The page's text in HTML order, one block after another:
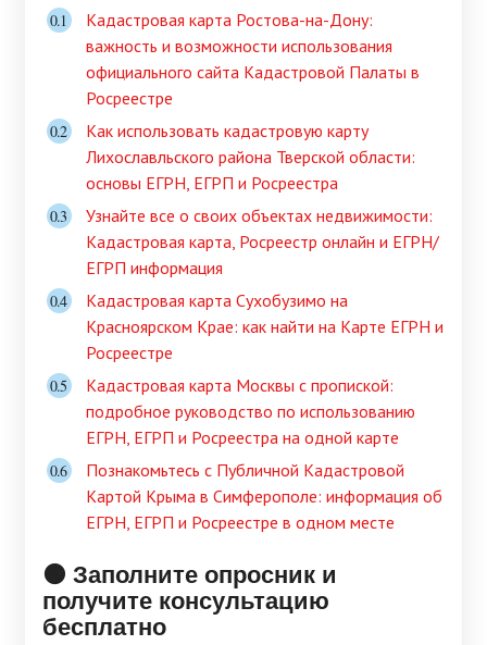
Кадастровая карта Ростова-на-Дону:
важность и возможности использования
официального сайта Кадастровой Палаты в
Росреестре
Как использовать кадастровую карту
Лихославльского района Тверской области:
основы ЕГРН, ЕГРП и Росреестра
Узнайте все о своих объектах недвижимости:
Кадастровая карта, Росреестр онлайн и ЕГРН/
ЕГРП информация
Кадастровая карта Сухобузимо на
Красноярском Крае: как найти на Карте ЕГРН и
Росреестре
Кадастровая карта Москвы с пропиской:
подробное руководство по использованию
ЕГРН, ЕГРП и Росреестра на одной карте
Познакомьтесь с Публичной Кадастровой
Картой Крыма в Симферополе: информация об
ЕГРН, ЕГРП и Росреестре в одном месте
🟠 Заполните опросник и
получите консультацию
бесплатно